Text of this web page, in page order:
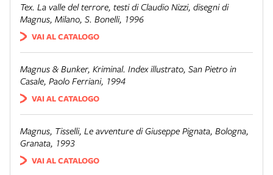
Tex. La valle del terrore, testi di Claudio Nizzi, disegni di
Magnus, Milano, S. Bonelli, 1996
VAI AL CATALOGO
Magnus & Bunker, Kriminal. Index illustrato, San Pietro in
Casale, Paolo Ferriani, 1994
VAI AL CATALOGO
Magnus, Tisselli, Le avventure di Giuseppe Pignata, Bologna,
Granata, 1993
VAI AL CATALOGO